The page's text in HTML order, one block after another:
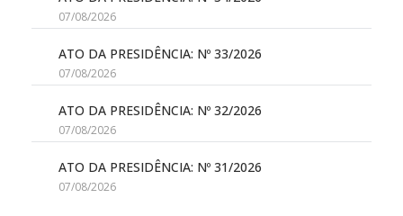
07/08/2026
ATO DA PRESIDÊNCIA: Nº 33/2026
07/08/2026
ATO DA PRESIDÊNCIA: Nº 32/2026
07/08/2026
ATO DA PRESIDÊNCIA: Nº 31/2026
07/08/2026